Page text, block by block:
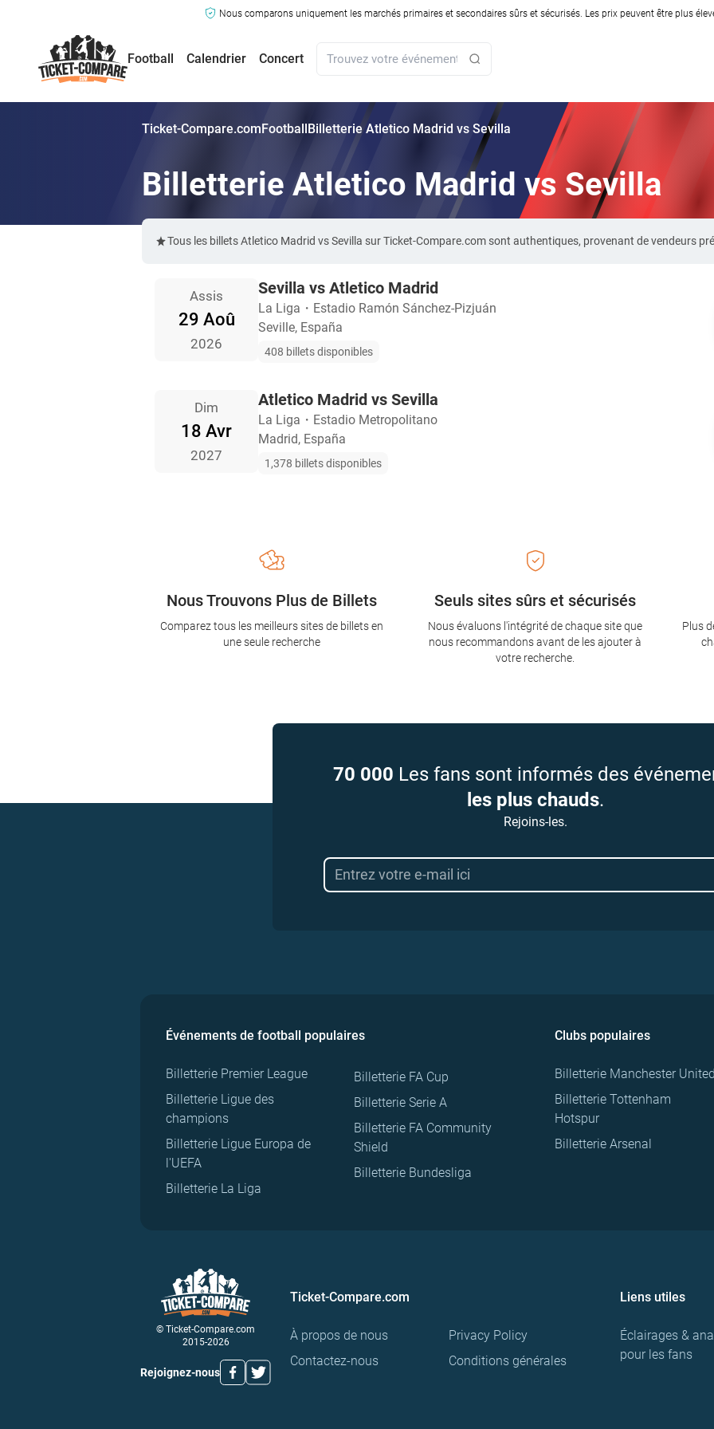
Nous comparons uniquement les marchés primaires et secondaires sûrs et sécurisés. Les prix peuvent être plus
Football Calendrier Concert
Ticket-Compare.comFootballBilletterie Atletico Madrid vs Sevilla
Billetterie Atletico Madrid vs Sevilla
Tous les billets Atletico Madrid vs Sevilla sur Ticket-Compare.com sont authentiques, provenant de vendeurs
Assis
29 Aoû
2026
Sevilla vs Atletico Madrid
La Liga ・ Estadio Ramón Sánchez-Pizjuán
Seville, España
408 billets disponibles
Dim
18 Avr
2027
Atletico Madrid vs Sevilla
La Liga ・ Estadio Metropolitano
Madrid, España
1,378 billets disponibles
Seuls sites sûrs et sécurisés
Nous évaluons l'intégrité de chaque site que
nous recommandons avant de les ajouter à
votre recherche.
Nous Trouvons Plus de Billets
Comparez tous les meilleurs sites de billets en
une seule recherche
Plus
70 000 Les fans sont informés des
les plus chauds.
Rejoins-les.
Événements de football populaires
Billetterie Premier League
Billetterie Ligue des
champions
Billetterie Ligue Europa de
l'UEFA
Billetterie La Liga
Billetterie FA Cup
Billetterie Serie A
Billetterie FA Community
Shield
Billetterie Bundesliga
Clubs populaires
Billetterie Manchester
Billetterie Tottenham
Hotspur
Billetterie Arsenal
© Ticket-Compare.com
2015-2026
Rejoignez-nous
Ticket-Compare.com
À propos de nous
Contactez-nous
Privacy Policy
Conditions générales
Liens utiles
Éclairages &
pour les fans